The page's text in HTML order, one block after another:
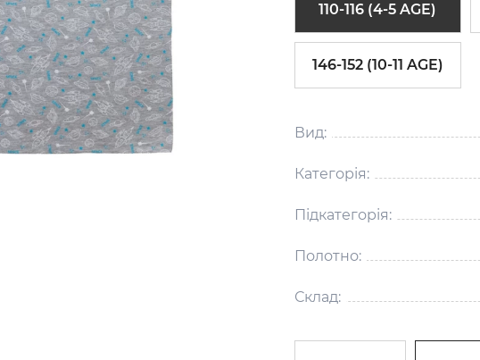
110-116 (4-5 AGE)
146-152 (10-11 AGE)
Вид:
Категорія:
Підкатегорія:
Полотно:
Склад: